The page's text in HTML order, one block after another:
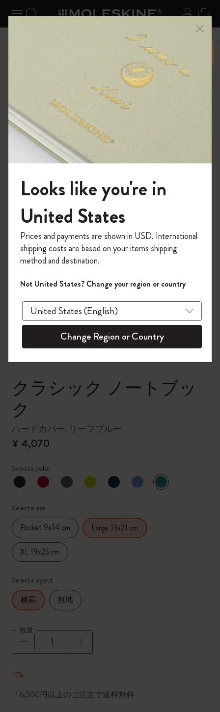
ナビゲーションの切替 ログ
検索 (キーワードなど) カ
6,500円以上のご購入で送料無料 メニ
ーを閉じる
ショップ The Original Notebook
クラシック ノートブッ
ク
ハードカバー, リーフブルー
¥ 4,070
Select a color
選択済
*選択したカラー
Select a size
Pocket 9x14 cm Large 13x21 cm
XL 19x25 cm
Select a layout
横罫 無地
数量
「6,500円以上のご注文で送料無料
モレスキンの世界へようこそ
「WELCOME10」を入力すると、初回注
文が10%オフ＋送料無料になります。セ
ール・アウトレット品は適用外。
Moleskineアカウントを作成して限定オフ
ァーや会員特典、さらに多くのインスピ
レーションを手に入れましょう。
今すぐ会員登録 !
Looks like you're in
United States
Prices and payments are shown in USD. International
shipping costs are based on your items shipping
method and destination.
Not United States? Change your region or country
Change Region or Country